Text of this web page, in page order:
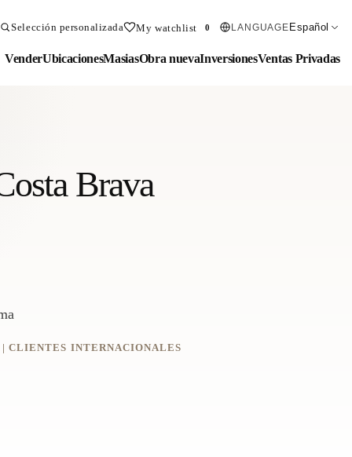
Selección personalizada My watchlist 0 LANGUAGE Español
VenderUbicacionesMasiasObra nuevaInversionesVentas Privadas
Brava
| CLIENTES INTERNACIONALES